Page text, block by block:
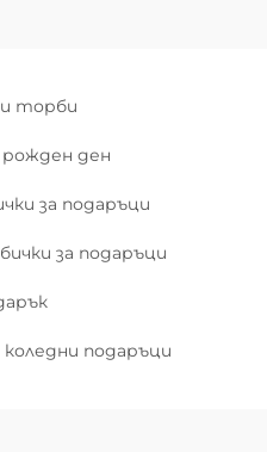
торби
ден
за подаръци
за подаръци
подаръци